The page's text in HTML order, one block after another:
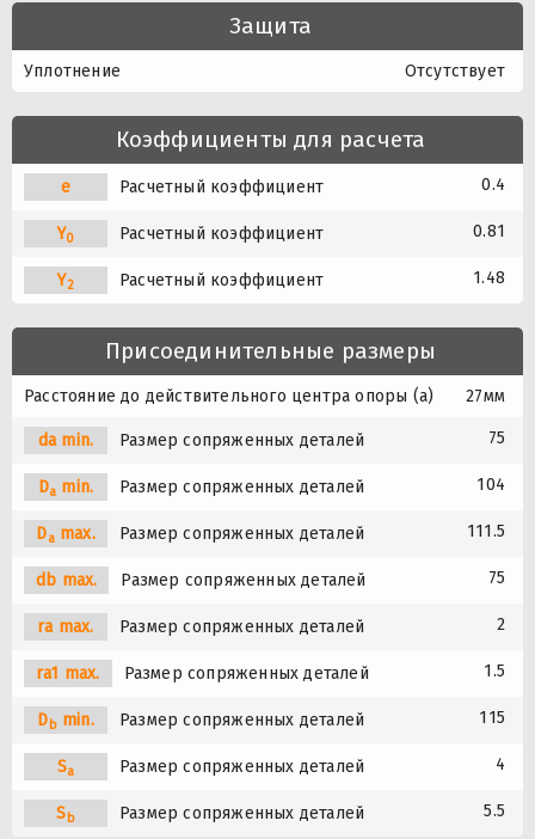
Защита
Уплотнение Отсутствует
Коэффициенты для расчета
e Расчетный коэффициент 0.4
Y0 Расчетный коэффициент 0.81
Y2 Расчетный коэффициент 1.48
Присоединительные размеры
Расстояние до действительного центра опоры (a) 27мм
da min. Размер сопряженных деталей 75
Da min. Размер сопряженных деталей 104
Damax. Размер сопряженных деталей 111.5
db max. Размер сопряженных деталей 75
ra max. Размер сопряженных деталей 2
ra1 max. Размер сопряженных деталей 1.5
Dbmin. Размер сопряженных деталей 115
Sa Размер сопряженных деталей 4
Sb Размер сопряженных деталей 5.5